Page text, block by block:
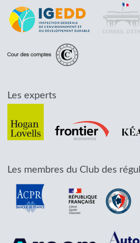
Les experts
Les membres du Club des